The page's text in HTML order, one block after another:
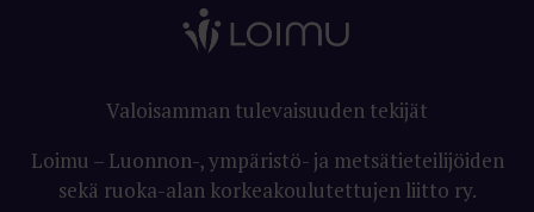
Valoisamman tulevaisuuden tekijät
Loimu – Luonnon-, ympäristö- ja metsätieteilijöiden
sekä ruoka-alan korkeakoulutettujen liitto ry.